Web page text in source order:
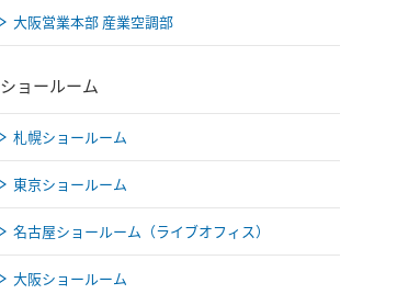
大阪営業本部 産業空調部
ショールーム
札幌ショールーム
東京ショールーム
名古屋ショールーム（ライブオフィス）
大阪ショールーム